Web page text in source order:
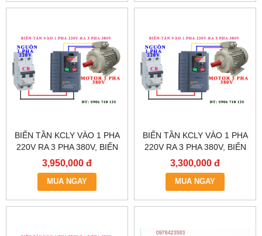
BIẾN TẦN KCLY VÀO 1 PHA
220V RA 3 PHA 380V, BIẾN
TẦN KCLY KOC600-
2R2GT3-B
3,950,000 đ
MUA NGAY
BIẾN TẦN KCLY VÀO 1 PHA
220V RA 3 PHA 380V, BIẾN
TẦN KCLY KOC600-
1R5GT3-B
3,300,000 đ
MUA NGAY